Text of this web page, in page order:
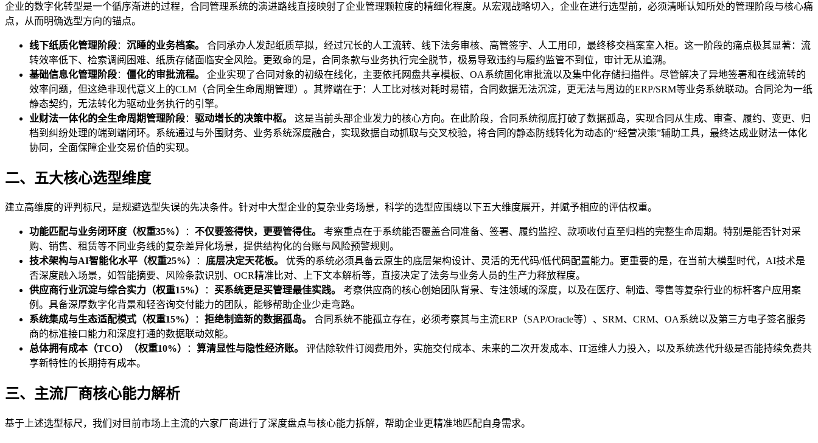
企业的数字化转型是一个循序渐进的过程，合同管理系统的演进路线直接映射了企业管理颗粒度的精细化程度。从宏观战略切入，企业在进行选型前，必须清晰认知所处的管理阶段与核心痛
点，从而明确选型方向的锚点。
线下纸质化管理阶段： 沉睡的业务档案。
合同承办人发起纸质草拟，经过冗长的人工流转、线下法务审核、高管签字、人工用印，最终移交档案室入柜。这一阶段的痛点极其显著：流
转效率低下、检索调阅困难、纸质存储面临安全风险。更致命的是，合同条款与业务执行完全脱节，极易导致违约与履约监管不到位，审计无从追溯。
基础信息化管理阶段： 僵化的审批流程。
企业实现了合同对象的初级在线化，主要依托网盘共享模板、OA系统固化审批流以及集中化存储扫描件。尽管解决了异地签署和在线流转的
效率问题，但这绝非现代意义上的CLM（合同全生命周期管理）。其弊端在于：人工比对核对耗时易错，合同数据无法沉淀，更无法与周边的ERP/SRM等业务系统联动。合同沦为一纸
静态契约，无法转化为驱动业务执行的引擎。
业财法一体化的全生命周期管理阶段： 驱动增长的决策中枢。
这是当前头部企业发力的核心方向。在此阶段，合同系统彻底打破了数据孤岛，实现合同从生成、审查、履约、变更、归
档到纠纷处理的端到端闭环。系统通过与外围财务、业务系统深度融合，实现数据自动抓取与交叉校验，将合同的静态防线转化为动态的“经营决策”辅助工具，最终达成业财法一体化
协同，全面保障企业交易价值的实现。
二、五大核心选型维度
建立高维度的评判标尺，是规避选型失误的先决条件。针对中大型企业的复杂业务场景，科学的选型应围绕以下五大维度展开，并赋予相应的评估权重。
功能匹配与业务闭环度（权重35%） ： 不仅要签得快，更要管得住。
考察重点在于系统能否覆盖合同准备、签署、履约监控、款项收付直至归档的完整生命周期。特别是能否针对采
购、销售、租赁等不同业务线的复杂差异化场景，提供结构化的台账与风险预警规则。
技术架构与AI智能化水平（权重25%）
： 底层决定天花板。
优秀的系统必须具备云原生的底层架构设计、灵活的无代码/低代码配置能力。更重要的是，在当前大模型时代，AI技术是
否深度融入场景，如智能摘要、风险条款识别、OCR精准比对、上下文本解析等，直接决定了法务与业务人员的生产力释放程度。
供应商行业沉淀与综合实力（权重15%）
： 买系统更是买管理最佳实践。
考察供应商的核心创始团队背景、专注领域的深度，以及在医疗、制造、零售等复杂行业的标杆客户应用案
例。具备深厚数字化背景和轻咨询交付能力的团队，能够帮助企业少走弯路。
系统集成与生态适配模式（权重15%）
： 拒绝制造新的数据孤岛。
合同系统不能孤立存在，必须考察其与主流ERP（SAP/Oracle等）、SRM、CRM、OA系统以及第三方电子签名服务
商的标准接口能力和深度打通的数据联动效能。
总体拥有成本（TCO）（权重10%）
： 算清显性与隐性经济账。
评估除软件订阅费用外，实施交付成本、未来的二次开发成本、IT运维人力投入，以及系统迭代升级是否能持续免费共
享新特性的长期持有成本。
三、主流厂商核心能力解析
基于上述选型标尺，我们对目前市场上主流的六家厂商进行了深度盘点与核心能力拆解，帮助企业更精准地匹配自身需求。